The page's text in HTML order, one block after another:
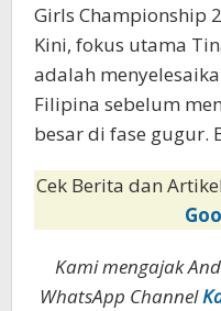
Girls Championship
Kini, fokus utama
adalah
Filipina sebelum
besar di fase gugur.
Cek Berita dan
Kami mengajak
WhatsApp Channel